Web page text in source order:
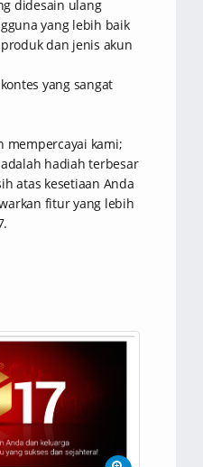
didesain ulang
yang lebih baik
dan jenis akun
yang sangat
mempercayai kami;
hadiah terbesar
atas kesetiaan Anda
fitur yang lebih